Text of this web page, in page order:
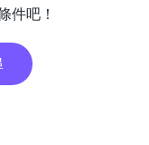
件吧！